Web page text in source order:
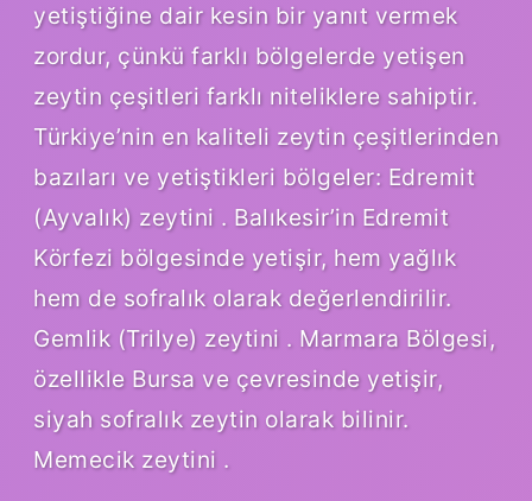
yetiştiğine dair kesin bir yanıt vermek
zordur, çünkü farklı bölgelerde yetişen
zeytin çeşitleri farklı niteliklere sahiptir.
Türkiye’nin en kaliteli zeytin çeşitlerinden
bazıları ve yetiştikleri bölgeler: Edremit
(Ayvalık) zeytini . Balıkesir’in Edremit
Körfezi bölgesinde yetişir, hem yağlık
hem de sofralık olarak değerlendirilir.
Gemlik (Trilye) zeytini . Marmara Bölgesi,
özellikle Bursa ve çevresinde yetişir,
siyah sofralık zeytin olarak bilinir.
Memecik zeytini .